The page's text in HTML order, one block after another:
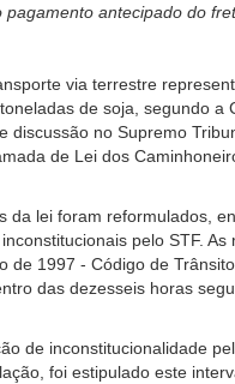
pagamento antecipado do
via terrestre
de soja, segundo
discussão no Supremo
de Lei dos
da lei foram reformulados,
pelo STF.
de 1997 - Código de
das dezesseis horas
de inconstitucionalidade
foi estipulado este